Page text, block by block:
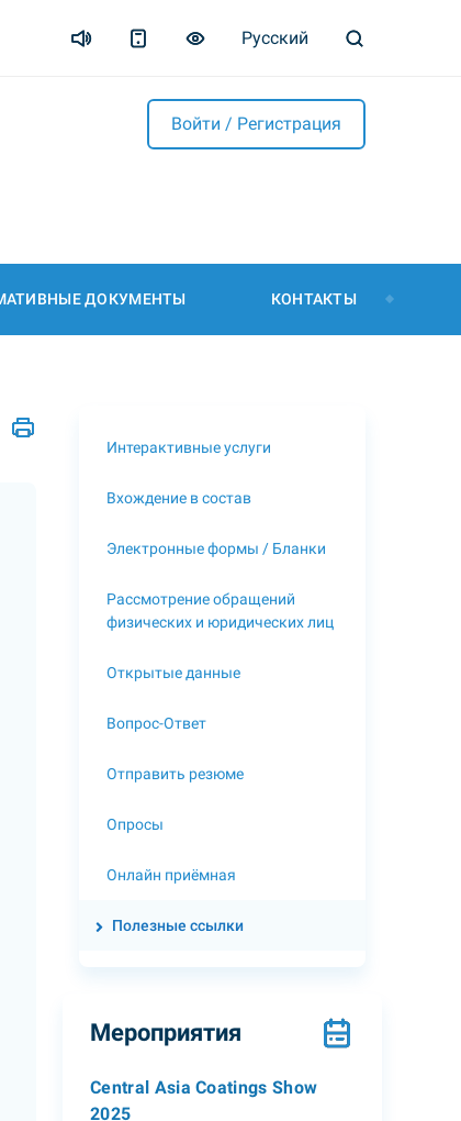
Русский
Войти / Регистрация
ДОКУМЕНТЫ КОНТАКТЫ
Интерактивные услуги
Вхождение в состав
Электронные формы / Бланки
Рассмотрение обращений
физических и юридических лиц
Открытые данные
Вопрос-Ответ
Отправить резюме
Опросы
Онлайн приёмная
Полезные ссылки
Мероприятия
Central Asia Coatings Show
2025